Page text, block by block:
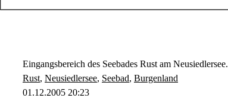
Eingangsbereich des Seebades Rust am Neusiedlersee.
Rust, Neusiedlersee, Seebad, Burgenland
01.12.2005 20:23